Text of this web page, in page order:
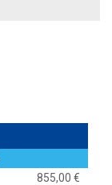
855,00